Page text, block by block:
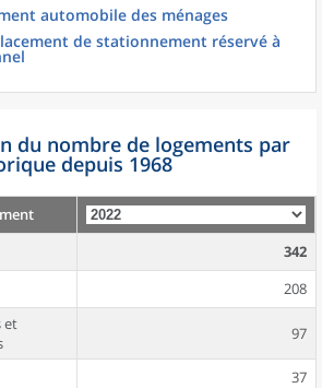
automobile des ménages
de stationnement réservé à
du nombre de logements par
depuis 1968
342
208
et
97
37